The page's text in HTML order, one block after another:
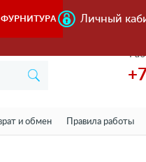
Личный
и обмен Правила работы